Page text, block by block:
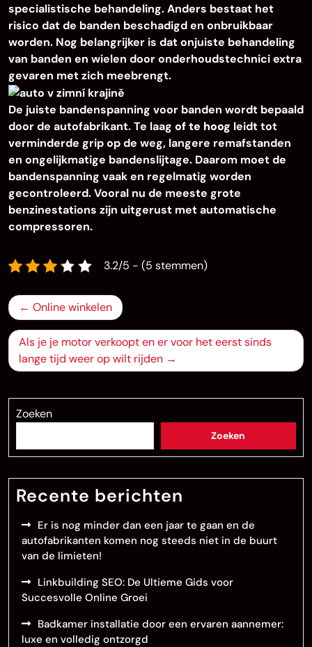
specialistische behandeling. Anders bestaat het
risico dat de banden beschadigd en onbruikbaar
worden. Nog belangrijker is dat onjuiste behandeling
van banden en wielen door onderhoudstechnici extra
gevaren met zich meebrengt.
De juiste bandenspanning voor banden wordt bepaald
door de autofabrikant. Te laag of te hoog leidt tot
verminderde grip op de weg, langere remafstanden
en ongelijkmatige bandenslijtage. Daarom moet de
bandenspanning vaak en regelmatig worden
gecontroleerd. Vooral nu de meeste grote
benzinestations zijn uitgerust met automatische
compressoren.
3.2/5 - (5 stemmen)
Bericht
navigatie
Online winkelen
Als je je motor verkoopt en er voor het eerst sinds
lange tijd weer op wilt rijden
Zoeken
Zoeken
Recente berichten
Er is nog minder dan een jaar te gaan en de
autofabrikanten komen nog steeds niet in de buurt
van de limieten!
Linkbuilding SEO: De Ultieme Gids voor
Succesvolle Online Groei
Badkamer installatie door een ervaren aannemer:
luxe en volledig ontzorgd